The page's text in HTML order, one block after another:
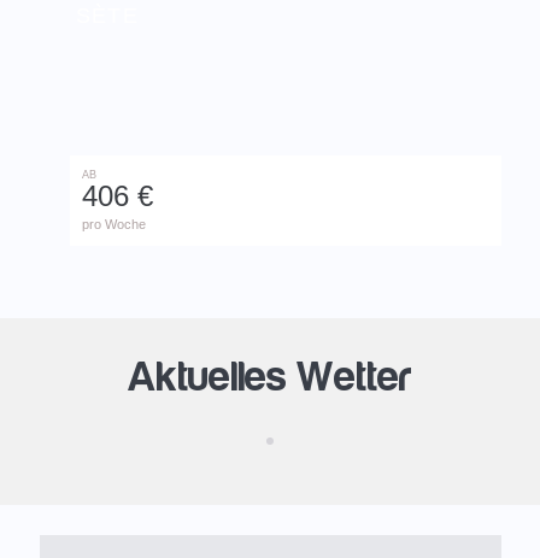
AB
406 €
pro Woche
Aktuelles Wetter